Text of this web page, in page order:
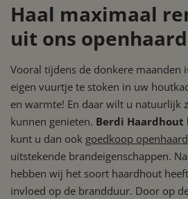
Haal maximaal
uit ons
Vooral tijdens de donkere maanden
eigen vuurtje te stoken in uw
en warmte! En daar wilt u natuurlijk
kunnen genieten. Berdi
kunt u dan ook goedkoop
uitstekende brandeigenschappen.
hebben wij het soort haardhout
invloed op de brandduur. Door op
Google Privacy Policy